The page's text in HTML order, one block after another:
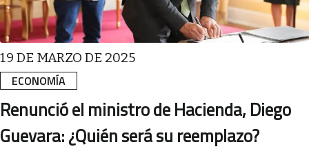
ECONOMÍA
19 DE MARZO DE 2025
Renunció el ministro de Hacienda, Diego
Guevara: ¿Quién será su reemplazo?